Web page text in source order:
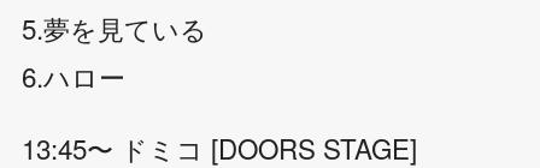
5.夢を見ている
6.ハロー
13:45〜 ドミコ [DOORS STAGE]